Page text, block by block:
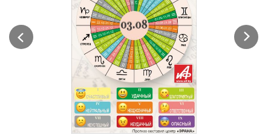
Previous Next